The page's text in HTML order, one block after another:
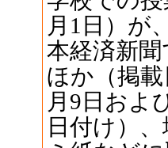
月1日）が
本経済新
ほか（掲載
月9日およ
日付け）